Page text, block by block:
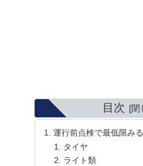
目次
運行前点検で最低限み
タイヤ
ライト類